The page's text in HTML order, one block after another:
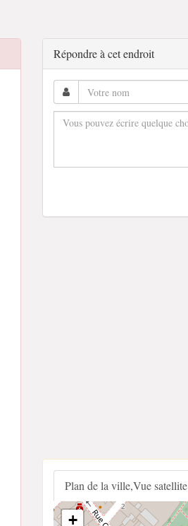
Répondre à cet endroit
Plan de la ville,Vue satellite
+